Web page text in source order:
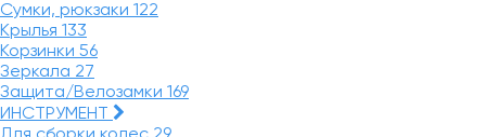
Сумки, рюкзаки 122
Крылья 133
Корзинки 56
Зеркала 27
Защита/Велозамки 169
ИНСТРУМЕНТ